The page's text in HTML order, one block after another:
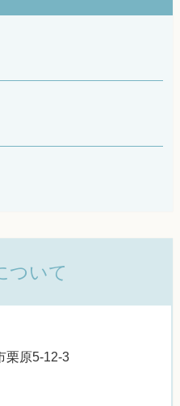
ついて
栗原5-12-3